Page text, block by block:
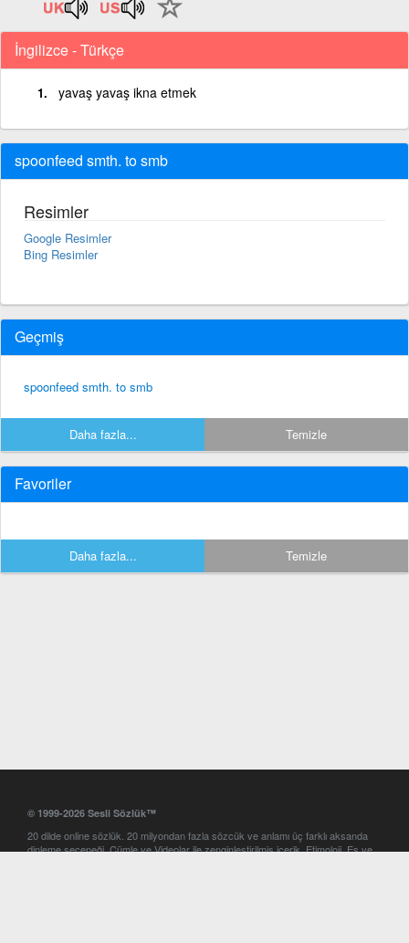
İngilizce - Türkçe
yavaş yavaş ikna etmek
spoonfeed smth. to smb
Resimler
Google Resimler
Bing Resimler
Geçmiş
spoonfeed smth. to smb
Daha fazla... Temizle
Favoriler
Daha fazla... Temizle
© 1999-2026 Sesli Sözlük™
20 dilde online sözlük. 20 milyondan fazla sözcük ve anlamı üç farklı aksanda
dinleme seçeneği. Cümle ve Videolar ile zenginleştirilmiş içerik. Etimoloji, Eş ve